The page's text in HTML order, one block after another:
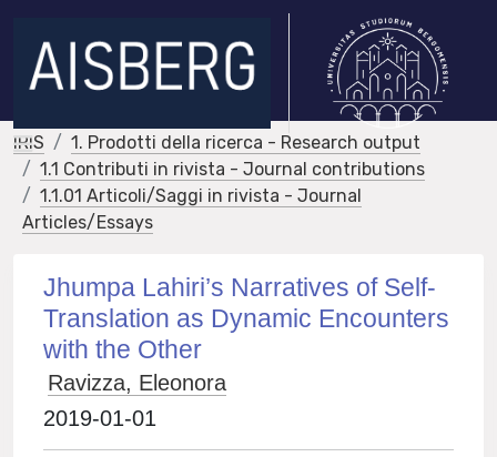
IRIS
1. Prodotti della ricerca - Research output
1.1 Contributi in rivista - Journal contributions
1.1.01 Articoli/Saggi in rivista - Journal
Articles/Essays
Jhumpa Lahiri’s Narratives of Self-
Translation as Dynamic Encounters
with the Other
Ravizza, Eleonora
2019-01-01